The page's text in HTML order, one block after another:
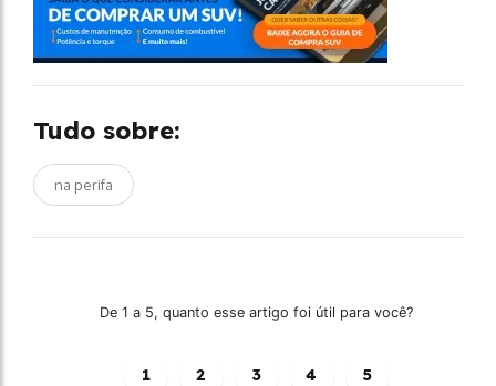
Tudo sobre:
na perifa
De 1 a 5, quanto esse artigo foi útil para você?
1 2 3 4 5